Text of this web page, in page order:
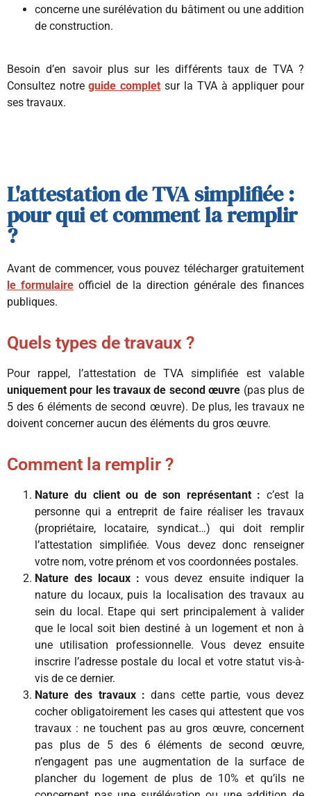
concerne une surélévation du bâtiment ou une addition
de construction.
Besoin d’en savoir plus sur les différents taux de TVA ?
Consultez notre guide complet sur la TVA à appliquer pour
ses travaux.
L'attestation de TVA simplifiée :
pour qui et comment la remplir
?
Avant de commencer, vous pouvez télécharger gratuitement
le formulaire officiel de la direction générale des finances
publiques.
Quels types de travaux ?
Pour rappel, l’attestation de TVA simplifiée est valable
uniquement pour les travaux de second œuvre (pas plus de
5 des 6 éléments de second œuvre). De plus, les travaux ne
doivent concerner aucun des éléments du gros œuvre.
Comment la remplir ?
Nature du client ou de son représentant : c’est la
personne qui a entreprit de faire réaliser les travaux
(propriétaire, locataire, syndicat…) qui doit remplir
l’attestation simplifiée. Vous devez donc renseigner
votre nom, votre prénom et vos coordonnées postales.
Nature des locaux : vous devez ensuite indiquer la
nature du locaux, puis la localisation des travaux au
sein du local. Etape qui sert principalement à valider
que le local soit bien destiné à un logement et non à
une utilisation professionnelle. Vous devez ensuite
inscrire l’adresse postale du local et votre statut vis-à-
vis de ce dernier.
Nature des travaux : dans cette partie, vous devez
cocher obligatoirement les cases qui attestent que vos
travaux : ne touchent pas au gros œuvre, concernent
pas plus de 5 des 6 éléments de second œuvre,
n’engagent pas une augmentation de la surface de
plancher du logement de plus de 10% et qu’ils ne